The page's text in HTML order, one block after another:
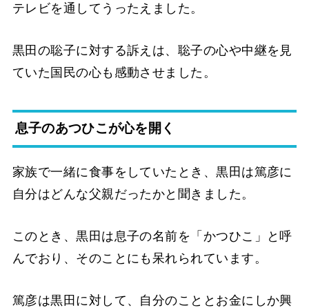
テレビを通してうったえました。
黒田の聡子に対する訴えは、聡子の心や中継を見
ていた国民の心も感動させました。
息子のあつひこが心を開く
家族で一緒に食事をしていたとき、黒田は篤彦に
自分はどんな父親だったかと聞きました。
このとき、黒田は息子の名前を「かつひこ」と呼
んでおり、そのことにも呆れられています。
篤彦は黒田に対して、自分のこととお金にしか興